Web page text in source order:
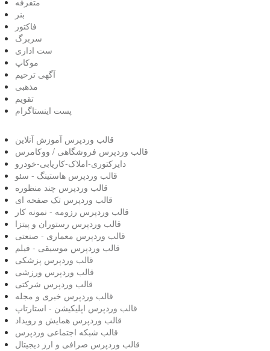
بنر
فاکتور
سربرگ
ست اداری
موکاپ
آگهی ترحیم
مذهبی
تقویم
پست اینستاگرام
قالب وردپرس آموزش آنلاین
قالب وردپرس فروشگاهی / ووکامرس
دایرکتوری-املاک-کاریابی-خودرو
قالب وردپرس هاستینگ - سئو
قالب وردپرس چند منظوره
قالب وردپرس تک صفحه ای
قالب وردپرس رزومه - نمونه کار
قالب وردپرس رستوران و پیتزا
قالب وردپرس معماری - صنعتی
قالب وردپرس موسیقی - فیلم
قالب وردپرس پزشکی
قالب وردپرس ورزشی
قالب وردپرس شرکتی
قالب وردپرس خبری و مجله
قالب وردپرس اپلیکیشن - استارتاپ
قالب وردپرس همایش و رویداد
قالب شبکه اجتماعی وردپرس
قالب وردپرس صرافی و ارز دیجیتال